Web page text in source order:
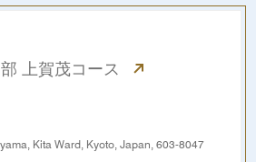
上賀茂コース
Kita Ward, Kyoto, Japan, 603-8047